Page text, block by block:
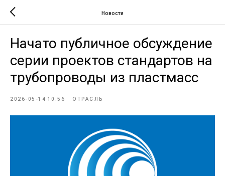
Новости
Начато публичное обсуждение
серии проектов стандартов на
трубопроводы из пластмасс
2026-05-14 10:56 ОТРАСЛЬ